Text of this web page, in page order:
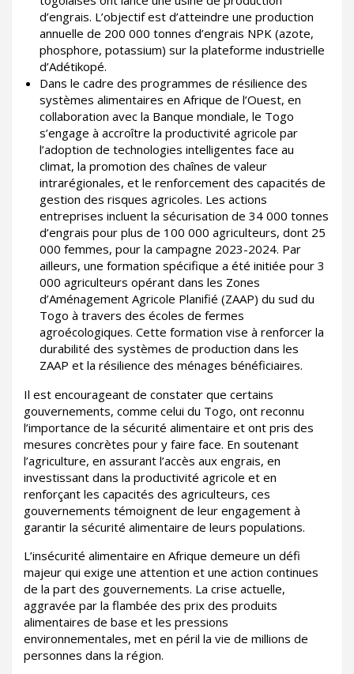
d’engrais. L’objectif est d’atteindre une production
annuelle de 200 000 tonnes d’engrais NPK (azote,
phosphore, potassium) sur la plateforme industrielle
d’Adétikopé.
Dans le cadre des programmes de résilience des
systèmes alimentaires en Afrique de l’Ouest, en
collaboration avec la Banque mondiale, le Togo
s’engage à accroître la productivité agricole par
l’adoption de technologies intelligentes face au
climat, la promotion des chaînes de valeur
intrarégionales, et le renforcement des capacités de
gestion des risques agricoles. Les actions
entreprises incluent la sécurisation de 34 000 tonnes
d’engrais pour plus de 100 000 agriculteurs, dont 25
000 femmes, pour la campagne 2023-2024. Par
ailleurs, une formation spécifique a été initiée pour 3
000 agriculteurs opérant dans les Zones
d’Aménagement Agricole Planifié (ZAAP) du sud du
Togo à travers des écoles de fermes
agroécologiques. Cette formation vise à renforcer la
durabilité des systèmes de production dans les
ZAAP et la résilience des ménages bénéficiaires.
Il est encourageant de constater que certains
gouvernements, comme celui du Togo, ont reconnu
l’importance de la sécurité alimentaire et ont pris des
mesures concrètes pour y faire face. En soutenant
l’agriculture, en assurant l’accès aux engrais, en
investissant dans la productivité agricole et en
renforçant les capacités des agriculteurs, ces
gouvernements témoignent de leur engagement à
garantir la sécurité alimentaire de leurs populations.
L’insécurité alimentaire en Afrique demeure un défi
majeur qui exige une attention et une action continues
de la part des gouvernements. La crise actuelle,
aggravée par la flambée des prix des produits
alimentaires de base et les pressions
environnementales, met en péril la vie de millions de
personnes dans la région.